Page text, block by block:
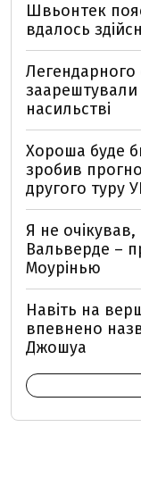
Швьонтек
вдалось
насильстві
Хороша буде
зробив
другого туру
Я не
Вальверде –
Моурінью
Навіть на
впевнено
Джошуа